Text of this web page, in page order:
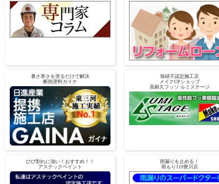
暑さ寒さを塗るだけで解決
断熱塗料ガイナ
旭硝子認定施工店
メイクUPショップ
高耐久フッソ ルミステージ
ひび割れに強い！おすすめ！！
アステックペイント
雨漏りを止める！
雨もり119豊川店